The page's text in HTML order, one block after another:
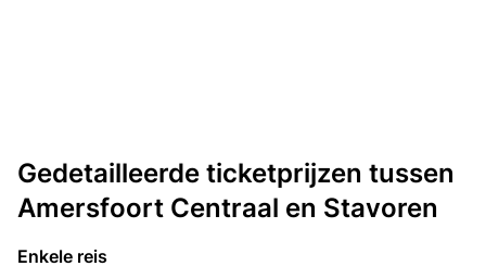
Gedetailleerde ticketprijzen tussen
Amersfoort Centraal en Stavoren
Enkele reis